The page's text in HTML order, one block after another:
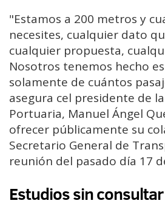
"Estamos a 200 metros y
necesites, cualquier dato
cualquier propuesta,
Nosotros tenemos hecho
solamente de cuántos
asegura cel presidente de
Portuaria, Manuel Ángel
ofrecer públicamente su
Secretario General de
reunión del pasado día 17
Estudios sin consultar